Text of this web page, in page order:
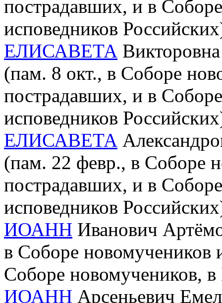
пострадавших, и в
исповедников
ЕЛИСАВЕТА
(пам. 8 окт., в Соборе
пострадавших, и в
исповедников
ЕЛИСАВЕТА
(пам. 22 февр., в Соборе
пострадавших, и в
исповедников
ИОАНН Иванович
в Соборе новомучеников
Соборе новомучеников,
ИОАНН Арсеньевич